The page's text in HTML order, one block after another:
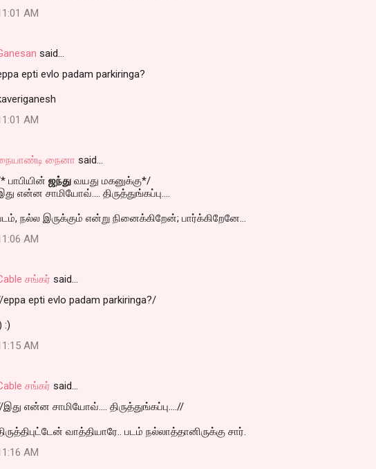
AM
said…
epti evlo padam parkiringa?
AM
நைனா said…
பாபியின் ஜந்து வயது மகனுக்கு*/
என்ன சாமியோவ்.... திருத்துங்கப்பு....
நல்ல இருக்கும் என்று நினைக்கிறேன்; பார்க்கிறேனே...
AM
சங்கர் said…
eppa epti evlo padam parkiringa?/
:)
AM
சங்கர் said…
இது என்ன சாமியோவ்.... திருத்துங்கப்பு....//
வாத்தியாரே.. படம் நல்லாத்தானிருக்கு சார்.
AM